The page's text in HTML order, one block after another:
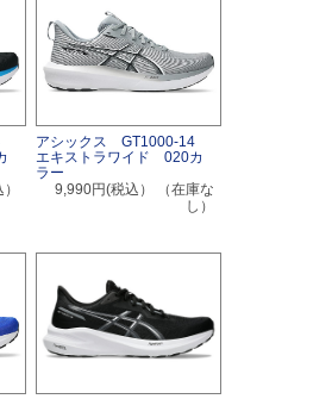
アシックス GT1000-14
エキストラワイド 020カ
ラー
9,990円(税込）
（在庫な
し）